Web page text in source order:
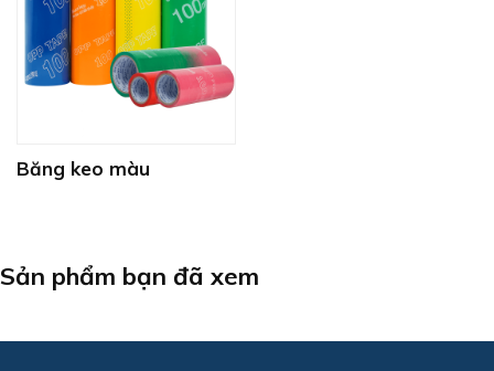
Băng keo màu
Sản phẩm bạn đã xem